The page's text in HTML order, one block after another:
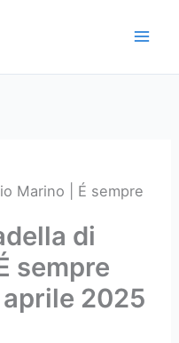
Marino | É sempre
di
sempre
2025